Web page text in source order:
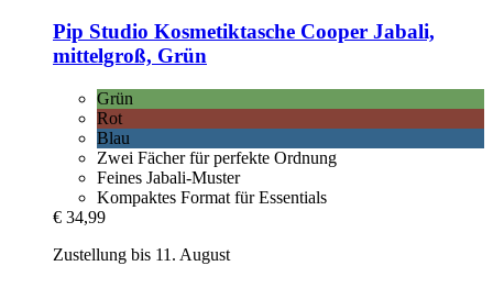
Pip Studio Kosmetiktasche Cooper Jabali,
mittelgroß, Grün
Grün
Rot
Blau
Zwei Fächer für perfekte Ordnung
Feines Jabali-Muster
Kompaktes Format für Essentials
€ 34,99
Zustellung bis 11. August